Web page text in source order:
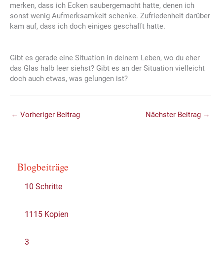
merken, dass ich Ecken saubergemacht hatte, denen ich
sonst wenig Aufmerksamkeit schenke. Zufriedenheit darüber
kam auf, dass ich doch einiges geschafft hatte.
Gibt es gerade eine Situation in deinem Leben, wo du eher
das Glas halb leer siehst? Gibt es an der Situation vielleicht
doch auch etwas, was gelungen ist?
← Vorheriger Beitrag Nächster Beitrag →
Blogbeiträge
10 Schritte
1115 Kopien
3